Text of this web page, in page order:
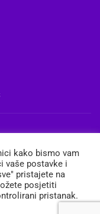
kako bismo vam
vaše postavke i
pristajete na
posjetiti
pristanak.